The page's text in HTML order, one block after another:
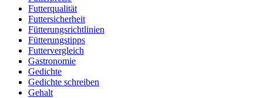
Futterqualität
Futtersicherheit
Fütterungsrichtlinien
Fütterungstipps
Futtervergleich
Gastronomie
Gedichte
Gedichte schreiben
Gehalt